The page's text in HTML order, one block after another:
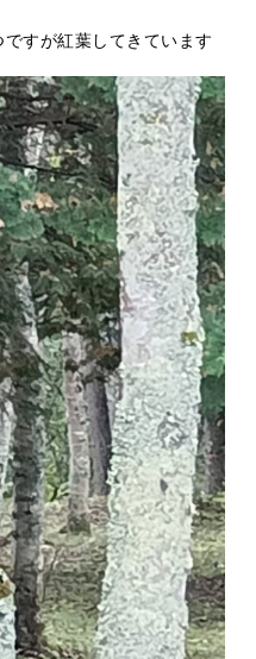
すが紅葉してきています